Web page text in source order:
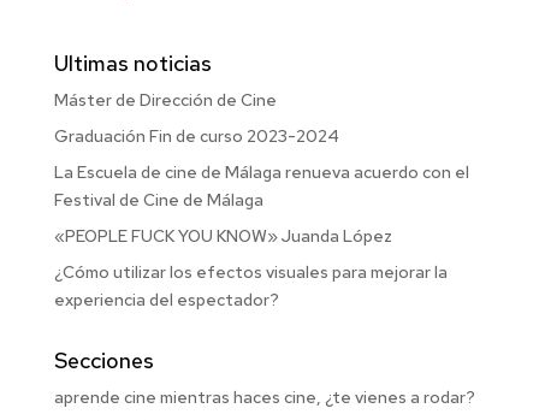
Ultimas noticias
Máster de Dirección de Cine
Graduación Fin de curso 2023-2024
La Escuela de cine de Málaga renueva acuerdo con el
Festival de Cine de Málaga
«PEOPLE FUCK YOU KNOW» Juanda López
¿Cómo utilizar los efectos visuales para mejorar la
experiencia del espectador?
Secciones
aprende cine mientras haces cine, ¿te vienes a rodar?